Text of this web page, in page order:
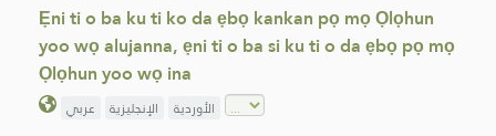
Ẹni ti o ba ku ti ko da ẹbọ kankan pọ mọ Ọlọhun
yoo wọ alujanna, ẹni ti o ba si ku ti o da ẹbọ pọ mọ
Ọlọhun yoo wọ ina
عربي الإنجليزية الأوردية